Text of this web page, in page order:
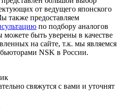
от ведущего японского
также предоставляем
по подбору аналогов
быть уверены в качестве
на сайте, т.к. мы являемся
NSK в России.
свяжутся с вами и уточнят